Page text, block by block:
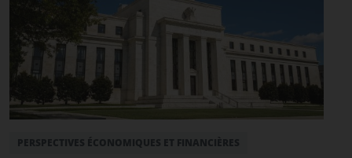
PERSPECTIVES ÉCONOMIQUES ET FINANCIÈRES